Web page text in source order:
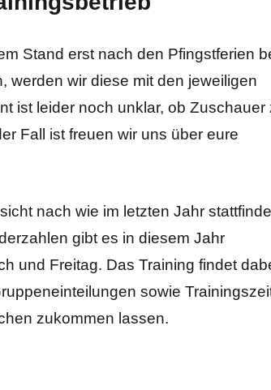
Stand erst nach den Pfingstferien
werden wir diese mit den jeweiligen
ist leider noch unklar, ob Zuschauer
Fall ist freuen wir uns über eure
nach wie im letzten Jahr
gibt es in diesem Jahr
und Freitag. Das Training findet
sowie
zukommen lassen.